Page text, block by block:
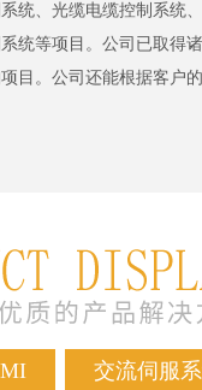
统、光缆电缆控制系统
统等项目。公司已取得
目。公司还能根据客户
交流伺服